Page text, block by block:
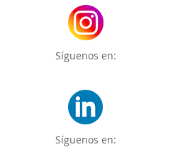
Síguenos en:
Síguenos en: